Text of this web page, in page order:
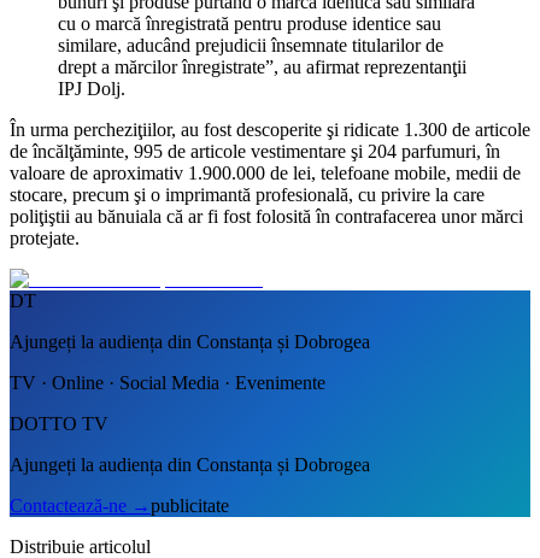
cu o marcă înregistrată pentru produse identice sau
similare, aducând prejudicii însemnate titularilor de
drept a mărcilor înregistrate”, au afirmat reprezentanţii
IPJ Dolj.
În urma percheziţiilor, au fost descoperite şi ridicate 1.300 de articole
de încălţăminte, 995 de articole vestimentare şi 204 parfumuri, în
valoare de aproximativ 1.900.000 de lei, telefoane mobile, medii de
stocare, precum şi o imprimantă profesională, cu privire la care
poliţiştii au bănuiala că ar fi fost folosită în contrafacerea unor mărci
protejate.
DT
Ajungeți la audiența din Constanța și Dobrogea
TV · Online · Social Media · Evenimente
DOTTO TV
Ajungeți la audiența din Constanța și Dobrogea
Contactează-ne →publicitate
Distribuie articolul